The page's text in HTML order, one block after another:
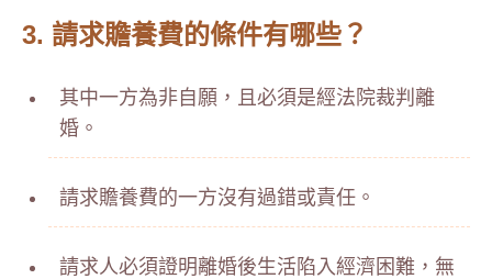
3. 請求贍養費的條件有哪些？
其中一方為非自願，且必須是經法院裁判離
婚。
請求贍養費的一方沒有過錯或責任。
請求人必須證明離婚後生活陷入經濟困難，無